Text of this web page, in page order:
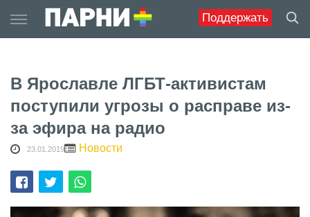
Поддержать
to
content
В Ярославле ЛГБТ-активистам
поступили угрозы о расправе из-
за эфира на радио
23.01.2019 Новости